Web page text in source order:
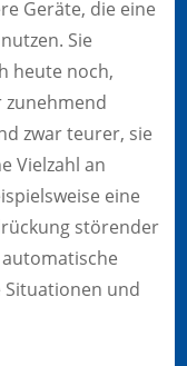
Geräte, die eine
Sie
heute noch,
zwar teurer, sie
Vielzahl an
eine
störender
und